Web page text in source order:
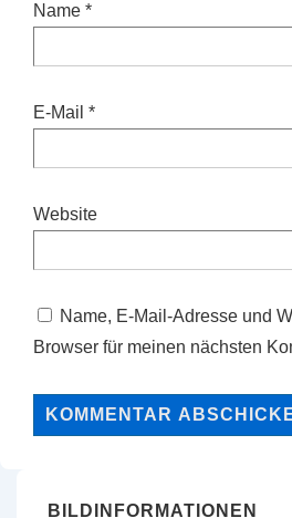
Name *
E-Mail *
Website
Name, E-Mail-Adresse und
Browser für meinen nächsten
BILDINFORMATIONEN